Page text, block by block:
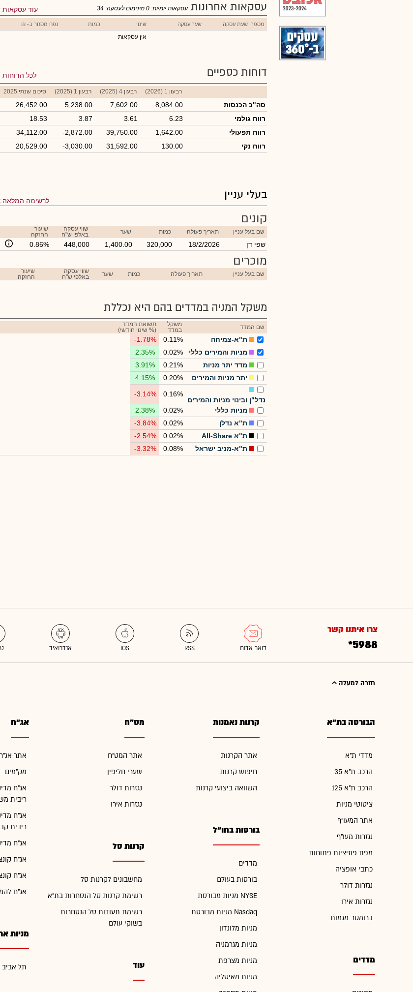
עסקאות אחרונות עוד עסקאות עסקאות יומיות: 0 מינימום לעסקה: 34
מספר שעת עסקה שער עסקה שינוי כמות נפח מסחר ב- ₪
אין עסקאות
דוחות כספיים לכל הדוחות
רבעון 1 (2026) רבעון 4 (2025) רבעון 1 (2025) סיכום שנתי 2025
סה"כ הכנסות 8,084.00
7,602.00
5,238.00
26,452.00
רווח גולמי
6.23
3.61
3.87
18.53
רווח תפעולי
1,642.00
39,750.00
-2,872.00
34,112.00
רווח נקי
130.00
31,592.00
-3,030.00
20,529.00
בעלי עניין לרשימה המלאה
קונים
שם בעל עניין תאריך פעולה כמות שער
שווי עסקה
באלפי ש"ח
שיעור
החזקה
שפי דן 18/2/2026
320,000
1,400.00
448,000
0.86%
מוכרים
שם בעל עניין תאריך פעולה כמות שער
שווי עסקה
באלפי ש"ח
שיעור
החזקה
משקל המניה במדדים בהם היא נכללת
שם המדד
משקל
במדד
תשואת המדד
(% שינוי חודשי)
ת"א-צמיחה 0.11%
-1.78%
מניות והמירים כללי
0.02%
2.35%
מדד יתר מניות
0.21%
3.91%
יתר מניות והמירים
0.20%
4.15%
נדל"ן ובינוי מניות והמירים
0.16%
-3.14%
מניות כללי 0.02%
2.38%
ת"א נדלן
0.02%
-3.84%
ת"א All-Share
0.02%
-2.54%
ת"א-מניב ישראל
0.08%
-3.32%
צרו איתנו קשר
*5988
חזרה למעלה
הבורסה בת"א
מדדי ת"א
הרכב ת"א 35
הרכב ת"א 125
ציטוטי מניות
אתר המעו"ף
נגזרות מעו"ף
מפת פוזיציות פתוחות
כתבי אופציה
נגזרות דולר
נגזרות אירו
ברומטר-מגמות
מדדים
קרנות נאמנות
אתר הקרנות
חיפוש קרנות
השוואה ביצועי קרנות
בורסות בחו"ל
מדדים
בורסות בעולם
מניות מבורסת NYSE
מניות מבורסת Nasdaq
מניות מלונדון
מניות מגרמניה
מניות מצרפת
מניות מאיטליה
מט"ח
אתר המט"ח
שערי חליפין
נגזרות דולר
נגזרות אירו
קרנות סל
מחשבונים לקרנות סל
רשימת קרנות סל הנסחרות בת"א
רשימת תעודות סל הנסחרות
בשוקי עולם
עוד
אג"ח
אתר
מק"מים
אג"ח
ריבית
אג"ח
ריבית
אג"ח
אג"ח
אג"ח
אג"ח
מניות
תל אביב